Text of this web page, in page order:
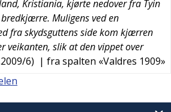
Kristiania, kjørte nedover fra Tyin
Muligens ved en
fra skydsguttens side kom kjærren
veikanten, slik at den vippet over
6) | fra spalten «Valdres 1909»